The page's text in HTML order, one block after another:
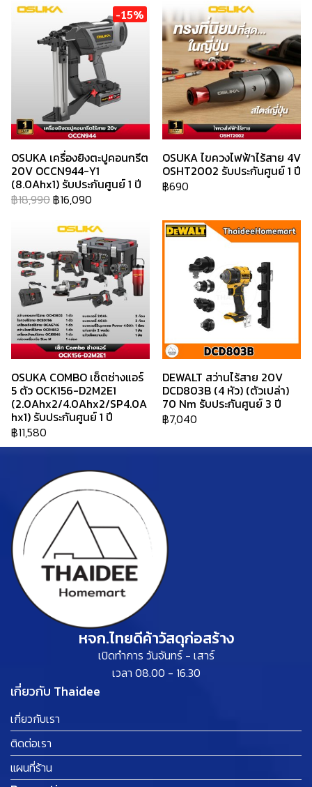
-15%
OSUKA เครื่องยิงตะปูคอนกรีต
20V OCCN944-Y1
(8.0Ahx1) รับประกันศูนย์ 1 ปี
฿18,990฿16,090
OSUKA ไขควงไฟฟ้าไร้สาย 4V
OSHT2002 รับประกันศูนย์ 1 ปี
฿690
OSUKA COMBO เซ็ตช่างแอร์
5 ตัว OCK156-D2M2E1
(2.0Ahx2/4.0Ahx2/SP4.0A
hx1) รับประกันศูนย์ 1 ปี
฿11,580
DEWALT สว่านไร้สาย 20V
DCD803B (4 หัว) (ตัวเปล่า)
70 Nm รับประกันศูนย์ 3 ปี
฿7,040
หจก.ไทยดีค้าวัสดุก่อสร้าง
เปิดทำการ วันจันทร์ - เสาร์
เวลา 08.00 - 16.30
เกี่ยวกับ Thaidee
เกี่ยวกับเรา
ติดต่อเรา
แผนที่ร้าน